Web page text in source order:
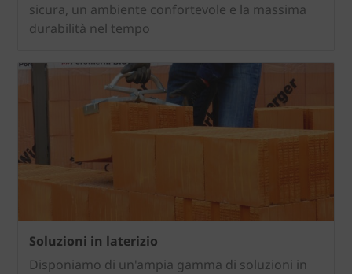
sicura, un ambiente confortevole e la massima
durabilità nel tempo
Soluzioni in laterizio
Disponiamo di un'ampia gamma di soluzioni in